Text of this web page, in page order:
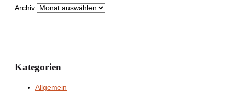
Archiv
Kategorien
Allgemein